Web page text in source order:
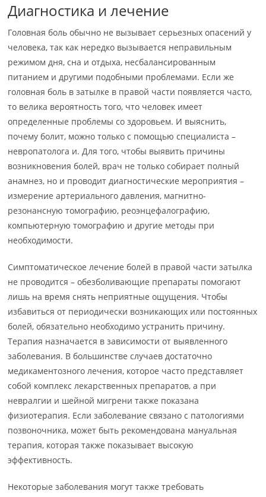
Диагностика и лечение
Головная боль обычно не вызывает серьезных опасений у
человека, так как нередко вызывается неправильным
режимом дня, сна и отдыха, несбалансированным
питанием и другими подобными проблемами. Если же
головная боль в затылке в правой части появляется часто,
то велика вероятность того, что человек имеет
определенные проблемы со здоровьем. И выяснить,
почему болит, можно только с помощью специалиста –
невропатолога и. Для того, чтобы выявить причины
возникновения болей, врач не только собирает полный
анамнез, но и проводит диагностические мероприятия –
измерение артериального давления, магнитно-
резонансную томографию, реоэнцефалографию,
компьютерную томографию и другие методы при
необходимости.
Симптоматическое лечение болей в правой части затылка
не проводится – обезболивающие препараты помогают
лишь на время снять неприятные ощущения. Чтобы
избавиться от периодически возникающих или постоянных
болей, обязательно необходимо устранить причину.
Терапия назначается в зависимости от выявленного
заболевания. В большинстве случаев достаточно
медикаментозного лечения, которое часто представляет
собой комплекс лекарственных препаратов, а при
невралгии и шейной мигрени также показана
физиотерапия. Если заболевание связано с патологиями
позвоночника, может быть рекомендована мануальная
терапия, которая также показывает высокую
эффективность.
Некоторые заболевания могут также требовать